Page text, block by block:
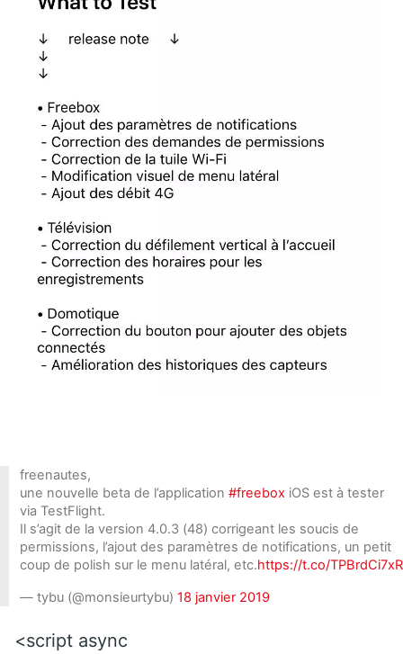
freenautes,
une nouvelle beta de l’application #freebox iOS est à tester
via TestFlight.
Il s’agit de la version 4.0.3 (48) corrigeant les soucis de
permissions, l’ajout des paramètres de notifications, un petit
coup de polish sur le menu latéral, etc.https://t.co/TPBrdCi7xR
— tybu (@monsieurtybu) 18 janvier 2019
<script async